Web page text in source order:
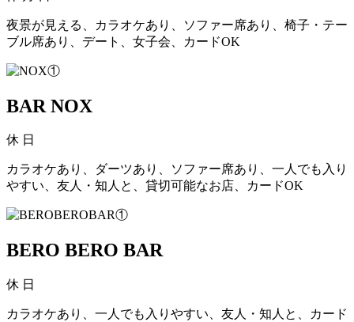
夜景が見える、カラオケあり、ソファー席あり、椅子・テー
ブル席あり、デート、女子会、カードOK
BAR NOX
休 日
カラオケあり、ダーツあり、ソファー席あり、一人でも入り
やすい、友人・知人と、貸切可能なお店、カードOK
BERO BERO BAR
休 日
カラオケあり、一人でも入りやすい、友人・知人と、カード